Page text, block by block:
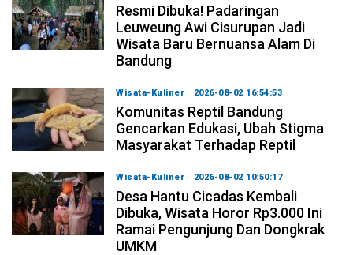
Resmi Dibuka! Padaringan
Leuweung Awi Cisurupan Jadi
Wisata Baru Bernuansa Alam Di
Bandung
Wisata-Kuliner 2026-08-02 16:54:53
Komunitas Reptil Bandung
Gencarkan Edukasi, Ubah Stigma
Masyarakat Terhadap Reptil
Wisata-Kuliner 2026-08-02 10:50:17
Desa Hantu Cicadas Kembali
Dibuka, Wisata Horor Rp3.000 Ini
Ramai Pengunjung Dan Dongkrak
UMKM